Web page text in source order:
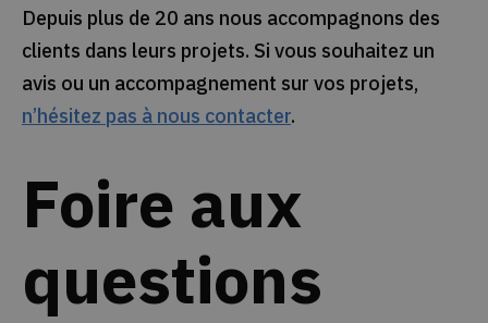
Depuis plus de 20 ans nous accompagnons des
clients dans leurs projets. Si vous souhaitez un
avis ou un accompagnement sur vos projets,
n’hésitez pas à nous contacter.
Foire aux
questions